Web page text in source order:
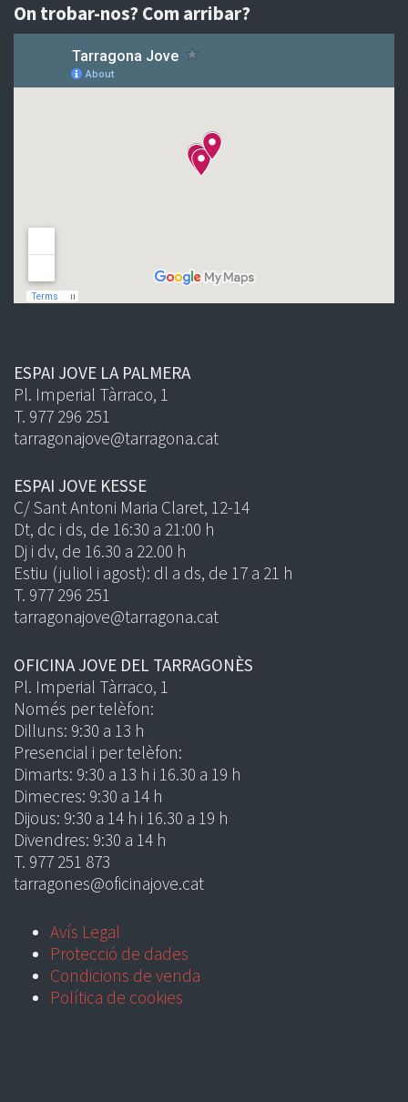
On trobar-nos? Com arribar?
ESPAI JOVE LA PALMERA
Pl. Imperial Tàrraco, 1
T. 977 296 251
tarragonajove@tarragona.cat
ESPAI JOVE KESSE
C/ Sant Antoni Maria Claret, 12-14
Dt, dc i ds, de 16:30 a 21:00 h
Dj i dv, de 16.30 a 22.00 h
Estiu (juliol i agost): dl a ds, de 17 a 21 h
T. 977 296 251
tarragonajove@tarragona.cat
OFICINA JOVE DEL TARRAGONÈS
Pl. Imperial Tàrraco, 1
Només per telèfon:
Dilluns: 9:30 a 13 h
Presencial i per telèfon:
Dimarts: 9:30 a 13 h i 16.30 a 19 h
Dimecres: 9:30 a 14 h
Dijous: 9:30 a 14 h i 16.30 a 19 h
Divendres: 9:30 a 14 h
T. 977 251 873
tarragones@oficinajove.cat
Avís Legal
Protecció de dades
Condicions de venda
Política de cookies